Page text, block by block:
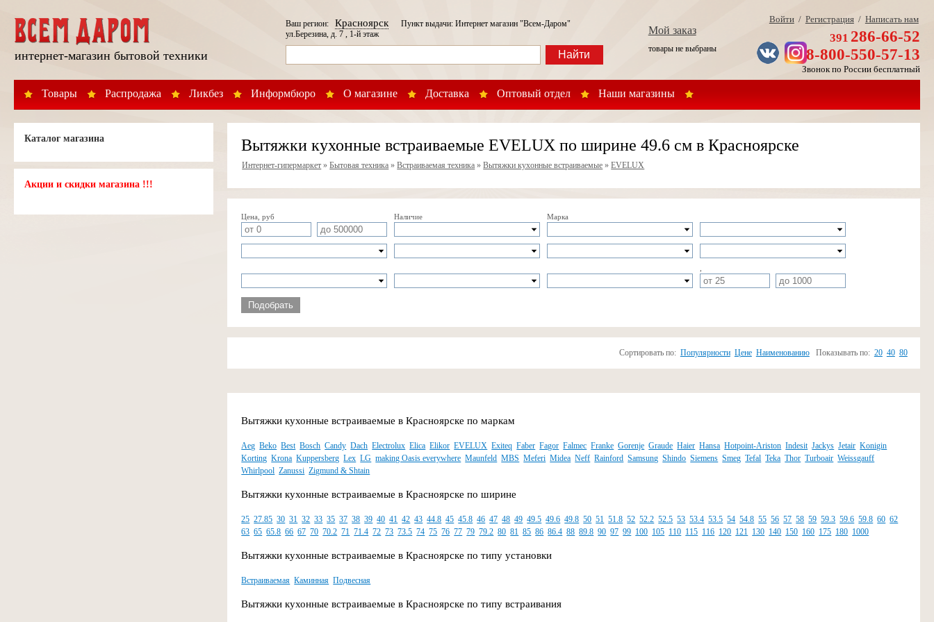
интернет-магазин бытовой техники
Товары Распродажа Ликбез Информбюро О магазине Доставка Оптовый отдел Наши магазины
Ваш регион:КрасноярскПункт выдачи: Интернет магазин "Всем-Даром"
ул.Березина, д. 7 , 1-й этаж
Найти
Мой заказ
товары не выбраны
Войти/ Регистрация/ Написать нам
391 286-66-52
8-800-550-57-13
Звонок по России бесплатный
Каталог магазина
Акции и скидки магазина !!!
Вытяжки кухонные встраиваемые EVELUX по ширине 49.6 см в Красноярске
Интернет-гипермаркет »Бытовая техника »Встраиваемая техника »Вытяжки кухонные встраиваемые »EVELUX
Цена, руб Наличие Марка
Подобрать
Сортировать по: Популярности Цене Наименованию Показывать по: 20 40 80
Вытяжки кухонные встраиваемые в Красноярске по маркам
Aeg Beko Best Bosch Candy Dach Electrolux Elica Elikor EVELUX Exiteq Faber Fagor Falmec Franke Gorenje Graude Haier Hansa Hotpoint-Ariston Indesit Jackys Jetair Konigin
Korting Krona Kuppersberg Lex LG making Oasis everywhere Maunfeld MBS Meferi Midea Neff Rainford Samsung Shindo Siemens Smeg Tefal Teka Thor Turboair Weissgauff
Whirlpool Zanussi Zigmund & Shtain
Вытяжки кухонные встраиваемые в Красноярске по ширине
25 27.85 30 31 32 33 35 37 38 39 40 41 42 43 44.8 45 45.8 46 47 48 49 49.5 49.6 49.8 50 51 51.8 52 52.2 52.5 53 53.4 53.5 54 54.8 55 56 57 58 59 59.3 59.6 59.8 60 62
63 65 65.8 66 67 70 70.2 71 71.4 72 73 73.5 74 75 76 77 79 79.2 80 81 85 86 86.4 88 89.8 90 97 99 100 105 110 115 116 120 121 130 140 150 160 175 180 1000
Вытяжки кухонные встраиваемые в Красноярске по типу установки
Встраиваемая Каминная Подвесная
Вытяжки кухонные встраиваемые в Красноярске по типу встраивания